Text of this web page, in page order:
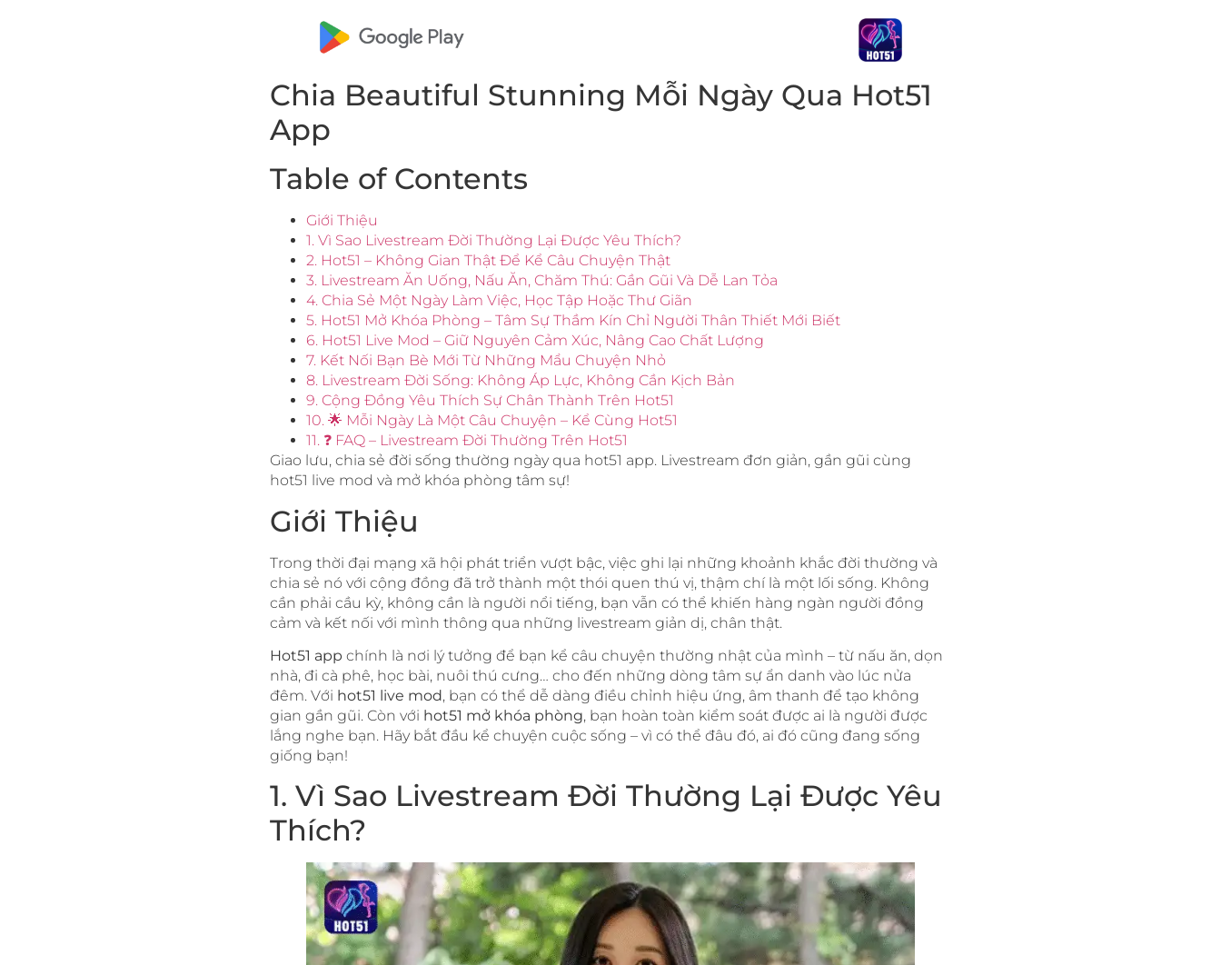
Chia Beautiful Stunning Mỗi Ngày Qua Hot51
App
Table of Contents
Giới Thiệu
1. Vì Sao Livestream Đời Thường Lại Được Yêu Thích?
2. Hot51 – Không Gian Thật Để Kể Câu Chuyện Thật
3. Livestream Ăn Uống, Nấu Ăn, Chăm Thú: Gần Gũi Và Dễ Lan Tỏa
4. Chia Sẻ Một Ngày Làm Việc, Học Tập Hoặc Thư Giãn
5. Hot51 Mở Khóa Phòng – Tâm Sự Thầm Kín Chỉ Người Thân Thiết Mới Biết
6. Hot51 Live Mod – Giữ Nguyên Cảm Xúc, Nâng Cao Chất Lượng
7. Kết Nối Bạn Bè Mới Từ Những Mẩu Chuyện Nhỏ
8. Livestream Đời Sống: Không Áp Lực, Không Cần Kịch Bản
9. Cộng Đồng Yêu Thích Sự Chân Thành Trên Hot51
10. 🌟 Mỗi Ngày Là Một Câu Chuyện – Kể Cùng Hot51
11. ❓ FAQ – Livestream Đời Thường Trên Hot51
Giao lưu, chia sẻ đời sống thường ngày qua hot51 app. Livestream đơn giản, gần gũi cùng
hot51 live mod và mở khóa phòng tâm sự!
Giới Thiệu
Trong thời đại mạng xã hội phát triển vượt bậc, việc ghi lại những khoảnh khắc đời thường và
chia sẻ nó với cộng đồng đã trở thành một thói quen thú vị, thậm chí là một lối sống. Không
cần phải cầu kỳ, không cần là người nổi tiếng, bạn vẫn có thể khiến hàng ngàn người đồng
cảm và kết nối với mình thông qua những livestream giản dị, chân thật.
Hot51 app chính là nơi lý tưởng để bạn kể câu chuyện thường nhật của mình – từ nấu ăn, dọn
nhà, đi cà phê, học bài, nuôi thú cưng… cho đến những dòng tâm sự ẩn danh vào lúc nửa
đêm. Với hot51 live mod, bạn có thể dễ dàng điều chỉnh hiệu ứng, âm thanh để tạo không
gian gần gũi. Còn với hot51 mở khóa phòng, bạn hoàn toàn kiểm soát được ai là người được
lắng nghe bạn. Hãy bắt đầu kể chuyện cuộc sống – vì có thể đâu đó, ai đó cũng đang sống
giống bạn!
1. Vì Sao Livestream Đời Thường Lại Được Yêu
Thích?